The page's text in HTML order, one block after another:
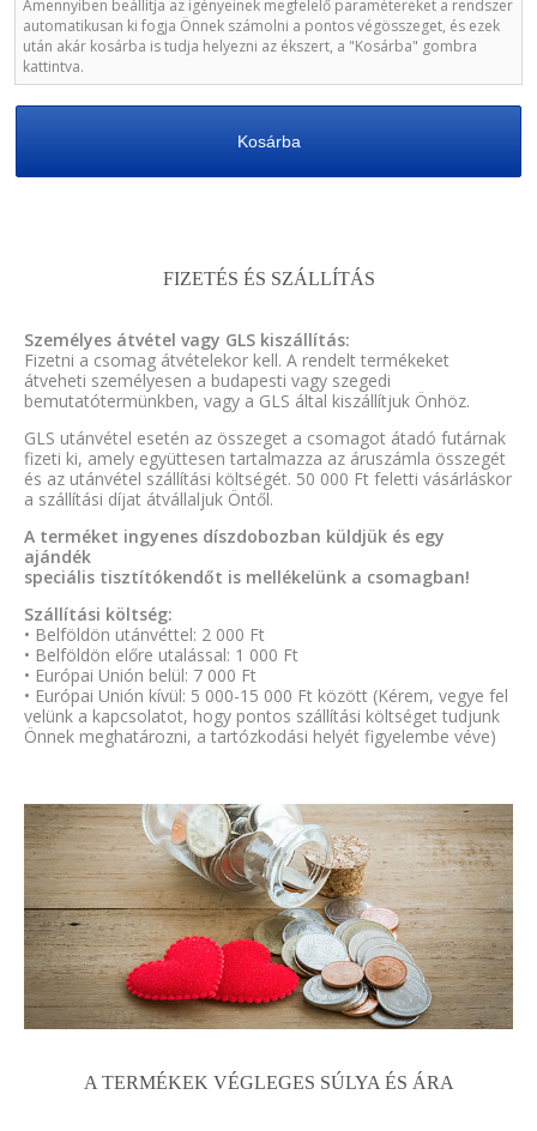
Amennyiben beállítja az igényeinek megfelelő paramétereket a rendszer
automatikusan ki fogja Önnek számolni a pontos végösszeget, és ezek
után akár kosárba is tudja helyezni az ékszert, a "Kosárba" gombra
kattintva.
Kosárba
FIZETÉS ÉS SZÁLLÍTÁS
Személyes átvétel vagy GLS kiszállítás:
Fizetni a csomag átvételekor kell. A rendelt termékeket
átveheti személyesen a budapesti vagy szegedi
bemutatótermünkben, vagy a GLS által kiszállítjuk Önhöz.
GLS utánvétel esetén az összeget a csomagot átadó futárnak
fizeti ki, amely együttesen tartalmazza az áruszámla összegét
és az utánvétel szállítási költségét. 50 000 Ft feletti vásárláskor
a szállítási díjat átvállaljuk Öntől.
A terméket ingyenes díszdobozban küldjük és egy
ajándék
speciális tisztítókendőt is mellékelünk a csomagban!
Szállítási költség:
• Belföldön utánvéttel: 2 000 Ft
• Belföldön előre utalással: 1 000 Ft
• Európai Unión belül: 7 000 Ft
• Európai Unión kívül: 5 000-15 000 Ft között (Kérem, vegye fel
velünk a kapcsolatot, hogy pontos szállítási költséget tudjunk
Önnek meghatározni, a tartózkodási helyét figyelembe véve)
A TERMÉKEK VÉGLEGES SÚLYA ÉS ÁRA